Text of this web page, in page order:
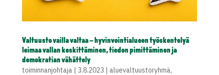
Valtuusto vailla valtaa – hyvinvointialueen työskentelyä
leimaa vallan keskittäminen, tiedon pimittäminen ja
demokratian vähättely
toiminnanjohtaja| 3.8.2023 | aluevaltuustoryhmä,